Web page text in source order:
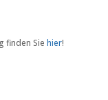
finden Sie hier!